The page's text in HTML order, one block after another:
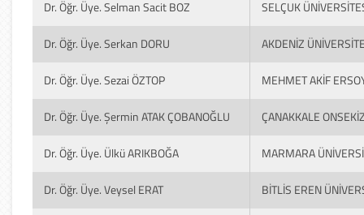
Dr. Öğr. Üye. Selman Sacit BOZ SELÇUK
Dr. Öğr. Üye. Serkan DORU AKDENİZ
Dr. Öğr. Üye. Sezai ÖZTOP MEHMET AKİF
Dr. Öğr. Üye. Şermin ATAK ÇOBANOĞLU ÇANAKKALE
Dr. Öğr. Üye. Ülkü ARIKBOĞA MARMARA
Dr. Öğr. Üye. Veysel ERAT BİTLİS EREN